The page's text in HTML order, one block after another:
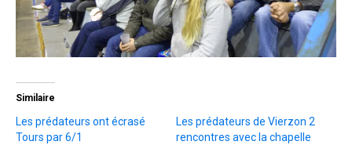
Similaire
Les prédateurs ont écrasé
Tours par 6/1
Les prédateurs de Vierzon 2
rencontres avec la chapelle